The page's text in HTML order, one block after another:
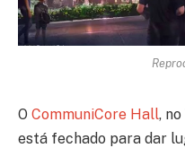
O CommuniCore Hall,
está fechado para dar